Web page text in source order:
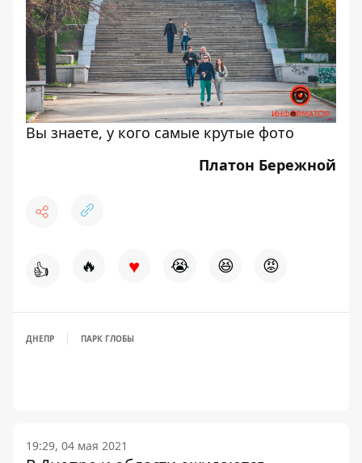
Вы знаете, у кого самые крутые фото
Платон Бережной
👍 🔥 ♥ 😭 😆 😡
ДНЕПР ПАРК ГЛОБЫ
19:29, 04 мая 2021